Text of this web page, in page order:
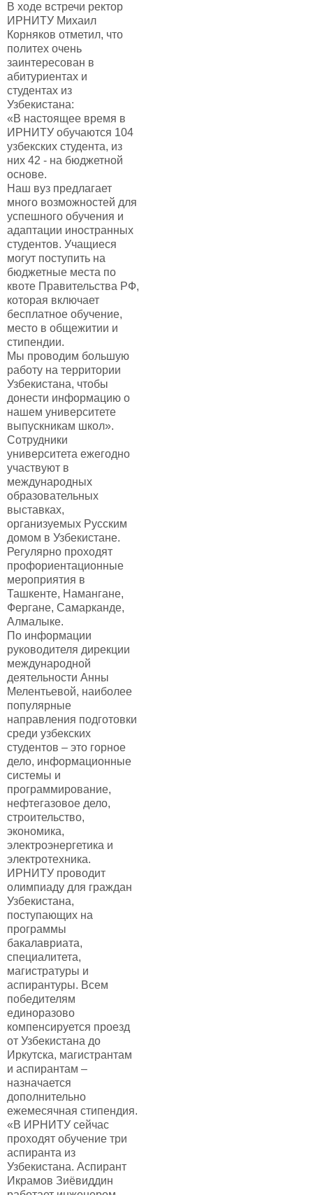
В ходе встречи ректор
ИРНИТУ Михаил
Корняков отметил, что
политех очень
заинтересован в
абитуриентах и
студентах из
Узбекистана:
«В настоящее время в
ИРНИТУ обучаются 104
узбекских студента, из
них 42 - на бюджетной
основе.
Наш вуз предлагает
много возможностей для
успешного обучения и
адаптации иностранных
студентов. Учащиеся
могут поступить на
бюджетные места по
квоте Правительства РФ,
которая включает
бесплатное обучение,
место в общежитии и
стипендии.
Мы проводим большую
работу на территории
Узбекистана, чтобы
донести информацию о
нашем университете
выпускникам школ».
Сотрудники
университета ежегодно
участвуют в
международных
образовательных
выставках,
организуемых Русским
домом в Узбекистане.
Регулярно проходят
профориентационные
мероприятия в
Ташкенте, Намангане,
Фергане, Самарканде,
Алмалыке.
По информации
руководителя дирекции
международной
деятельности Анны
Мелентьевой, наиболее
популярные
направления подготовки
среди узбекских
студентов – это горное
дело, информационные
системы и
программирование,
нефтегазовое дело,
строительство,
экономика,
электроэнергетика и
электротехника.
ИРНИТУ проводит
олимпиаду для граждан
Узбекистана,
поступающих на
программы
бакалавриата,
специалитета,
магистратуры и
аспирантуры. Всем
победителям
единоразово
компенсируется проезд
от Узбекистана до
Иркутска, магистрантам
и аспирантам –
назначается
дополнительно
ежемесячная стипендия.
«В ИРНИТУ сейчас
проходят обучение три
аспиранта из
Узбекистана. Аспирант
Икрамов Зиёвиддин